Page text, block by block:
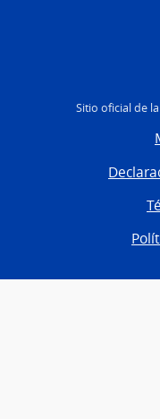
Sitio oficial de